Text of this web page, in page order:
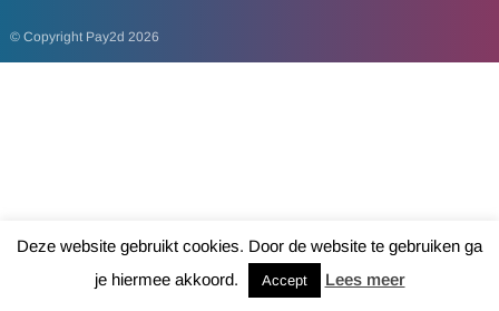
© Copyright Pay2d 2026
Deze website gebruikt cookies. Door de website te gebruiken ga
je hiermee akkoord.
Accept Lees meer